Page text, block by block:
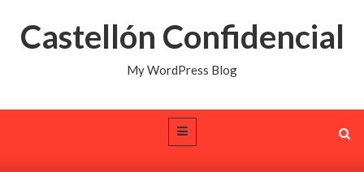
Castellón Confidencial
My WordPress Blog